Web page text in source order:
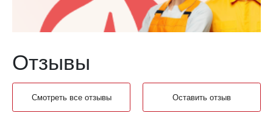
Отзывы
Смотреть все отзывы Оставить отзыв